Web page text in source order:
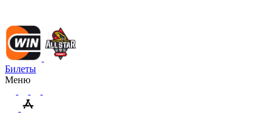
Билеты
Меню